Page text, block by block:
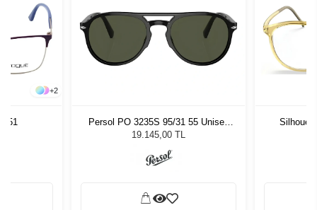
+2
51
Persol PO 3235S 95/31 55 Unisex
Güneş Gözlüğü
19.145,00 TL